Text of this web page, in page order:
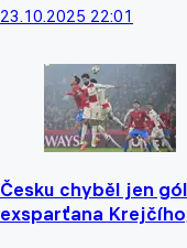
23.10.2025 22:01
Česku chyběl jen
exsparťana